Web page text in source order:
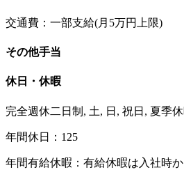
交通費：一部支給(月5万円上限)
その他手当
休日・休暇
完全週休二日制, 土, 日, 祝日, 夏季
年間休日：125
年間有給休暇：有給休暇は入社時